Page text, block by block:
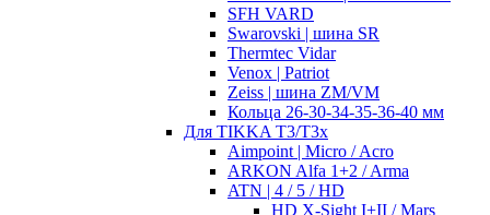
SFH VARD
Swarovski | шина SR
Thermtec Vidar
Venox | Patriot
Zeiss | шина ZM/VM
Кольца 26-30-34-35-36-40 мм
Для TIKKA T3/T3x
Aimpoint | Micro / Acro
ARKON Alfa 1+2 / Arma
ATN | 4 / 5 / HD
HD X-Sight I+II / Mars